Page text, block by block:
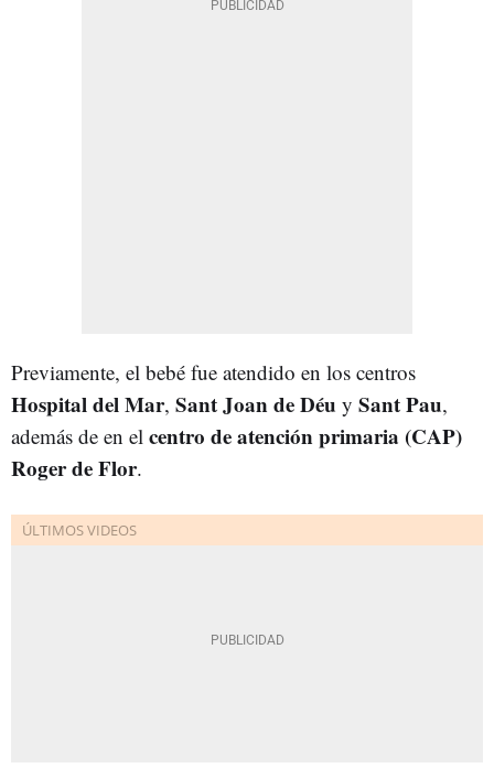
Previamente, el bebé fue atendido en los centros
Hospital del Mar, Sant Joan de Déu y Sant Pau,
además de en el centro de atención primaria (CAP)
Roger de Flor.